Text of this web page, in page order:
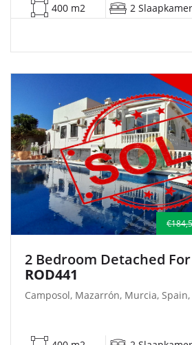
400 m2 2
2 Bedroom Detached
ROD441
Camposol, Mazarrón, Murcia, Spain,